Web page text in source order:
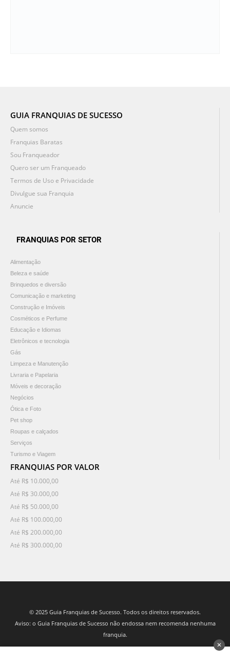
GUIA FRANQUIAS DE SUCESSO
Quem somos
Franquias Baratas
Sou Franqueador
Quero ser um Franqueado
Termos de Uso e Privacidade
Divulgue sua Franquia
Anuncie
FRANQUIAS POR SETOR
Alimentação
Beleza e saúde
Brinquedos e diversão
Comunicação e marketing
Construção e Imóveis
Cosméticos e Perfume
Educação e Idiomas
Eletrônicos e tecnologia
Gás
Limpeza e Manutenção
Livraria e Papelaria
Móveis e decoração
Negócios
Ótica e Foto
Pet shop
Roupas e calçados
Serviços
Turismo e Viagem
FRANQUIAS POR VALOR
Até R$ 10.000,00
Até R$ 30.000,00
Até R$ 50.000,00
Até R$ 100.000,00
Até R$ 200.000,00
Até R$ 300.000,00
© 2025 Guia Franquias de Sucesso. Todos os direitos reservados.
Aviso: o Guia Franquias de Sucesso não endossa nem recomenda nenhuma
franquia.
✕